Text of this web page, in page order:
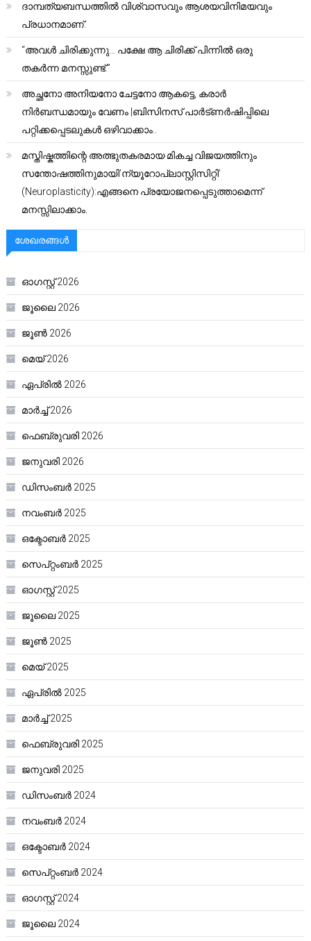
ദാമ്പത്യബന്ധത്തിൽ വിശ്വാസവും ആശയവിനിമയവും
പ്രധാനമാണ്.
“അവൾ ചിരിക്കുന്നു… പക്ഷേ ആ ചിരിക്ക് പിന്നിൽ ഒരു
തകർന്ന മനസ്സുണ്ട്.”
അച്ഛനോ അനിയനോ ചേട്ടനോ ആകട്ടെ, കരാർ
നിർബന്ധമായും വേണം |ബിസിനസ് പാർട്ണർഷിപ്പിലെ
പറ്റിക്കപ്പെടലുകൾ ഒഴിവാക്കാം..
മസ്തിഷ്കത്തിന്റെ അത്ഭുതകരമായ മികച്ച വിജയത്തിനും
സന്തോഷത്തിനുമായി’ന്യൂറോപ്ലാസ്റ്റിസിറ്റി’
(Neuroplasticity):എങ്ങനെ പ്രയോജനപ്പെടുത്താമെന്ന്
മനസ്സിലാക്കാം.
ശേഖരങ്ങൾ
ഓഗസ്റ്റ്‌ 2026
ജൂലൈ 2026
ജൂൺ 2026
മെയ്‌ 2026
ഏപ്രിൽ 2026
മാർച്ച്‌ 2026
ഫെബ്രുവരി 2026
ജനുവരി 2026
ഡിസംബർ 2025
നവംബർ 2025
ഒക്ടോബർ 2025
സെപ്റ്റംബർ 2025
ഓഗസ്റ്റ്‌ 2025
ജൂലൈ 2025
ജൂൺ 2025
മെയ്‌ 2025
ഏപ്രിൽ 2025
മാർച്ച്‌ 2025
ഫെബ്രുവരി 2025
ജനുവരി 2025
ഡിസംബർ 2024
നവംബർ 2024
ഒക്ടോബർ 2024
സെപ്റ്റംബർ 2024
ഓഗസ്റ്റ്‌ 2024
ജൂലൈ 2024